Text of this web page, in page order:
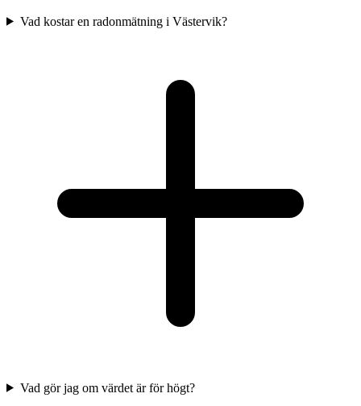
Vad kostar en radonmätning i Västervik?
Vad gör jag om värdet är för högt?